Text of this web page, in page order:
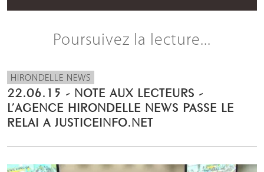
Poursuivez la lecture...
HIRONDELLE NEWS
22.06.15 - NOTE AUX LECTEURS -
L’AGENCE HIRONDELLE NEWS PASSE LE
RELAI A JUSTICEINFO.NET